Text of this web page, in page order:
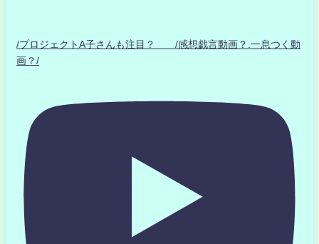
/プロジェクトA子さんも注目？ /感想戯言動画？.一息つく動
画？/